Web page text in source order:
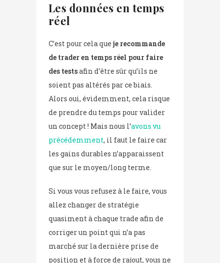
Les données en temps
réel
C’est pour cela que je recommande
de trader en temps réel pour faire
des testsafin d’être sûr qu’ils ne
soient pas altérés par ce biais.
Alors oui, évidemment, cela risque
de prendre du temps pour valider
un concept ! Mais nous l’avons vu
précédemment, il faut le faire car
les gains durables n’apparaissent
que sur le moyen/long terme.
Si vous vous refusez à le faire, vous
allez changer de stratégie
quasiment à chaque trade afin de
corriger un point qui n’a pas
marché sur la dernière prise de
position et à force de rajout, vous ne